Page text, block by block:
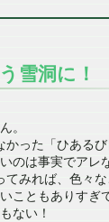
雪洞に！
。
かった「ひある
のは事実でアレ
てみれば、色々
こともありすぎ
ない！